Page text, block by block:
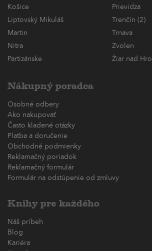
Košice
Prievidza
Liptovský Mikuláš
Trenčín (2)
Martin
Trnava
Nitra
Zvolen
Partizánske
Žiar nad
Nákupný poradca
Osobné odbery
Ako nakupovať
Často kladené otázky
Platba a doručenie
Obchodné podmienky
Reklamačný poriadok
Reklamačný formulár
Formulár na odstúpenie od zmluvy
Knihy pre každého
Náš príbeh
Blog
Kariéra